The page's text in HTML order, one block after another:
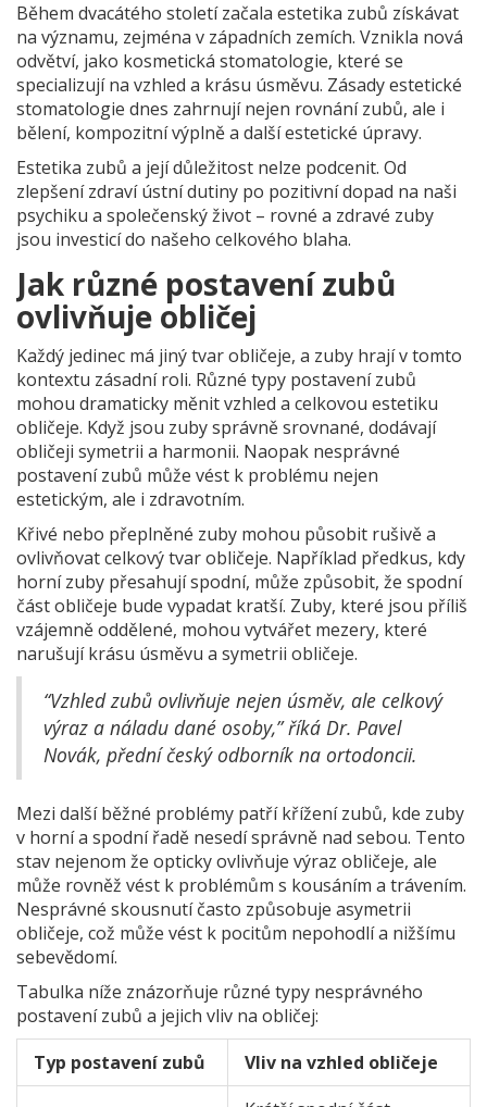
Během dvacátého století začala estetika zubů získávat
na významu, zejména v západních zemích. Vznikla nová
odvětví, jako kosmetická stomatologie, které se
specializují na vzhled a krásu úsměvu. Zásady estetické
stomatologie dnes zahrnují nejen rovnání zubů, ale i
bělení, kompozitní výplně a další estetické úpravy.
Estetika zubů a její důležitost nelze podcenit. Od
zlepšení zdraví ústní dutiny po pozitivní dopad na naši
psychiku a společenský život – rovné a zdravé zuby
jsou investicí do našeho celkového blaha.
Jak různé postavení zubů
ovlivňuje obličej
Každý jedinec má jiný tvar obličeje, a zuby hrají v tomto
kontextu zásadní roli. Různé typy postavení zubů
mohou dramaticky měnit vzhled a celkovou estetiku
obličeje. Když jsou zuby správně srovnané, dodávají
obličeji symetrii a harmonii. Naopak nesprávné
postavení zubů může vést k problému nejen
estetickým, ale i zdravotním.
Křivé nebo přeplněné zuby mohou působit rušivě a
ovlivňovat celkový tvar obličeje. Například předkus, kdy
horní zuby přesahují spodní, může způsobit, že spodní
část obličeje bude vypadat kratší. Zuby, které jsou příliš
vzájemně oddělené, mohou vytvářet mezery, které
narušují krásu úsměvu a symetrii obličeje.
“Vzhled zubů ovlivňuje nejen úsměv, ale celkový
výraz a náladu dané osoby,” říká Dr. Pavel
Novák, přední český odborník na ortodoncii.
Mezi další běžné problémy patří křížení zubů, kde zuby
v horní a spodní řadě nesedí správně nad sebou. Tento
stav nejenom že opticky ovlivňuje výraz obličeje, ale
může rovněž vést k problémům s kousáním a trávením.
Nesprávné skousnutí často způsobuje asymetrii
obličeje, což může vést k pocitům nepohodlí a nižšímu
sebevědomí.
Tabulka níže znázorňuje různé typy nesprávného
postavení zubů a jejich vliv na obličej:
Typ postavení zubů
Vliv na vzhled obličeje